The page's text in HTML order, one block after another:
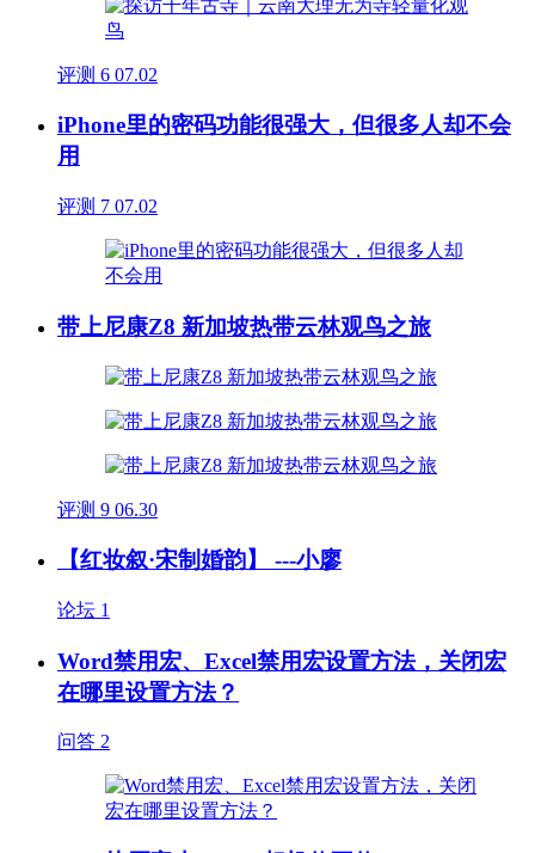
评测 6 07.02
iPhone里的密码功能很强大，但很多人却不会
用
评测 7 07.02
带上尼康Z8 新加坡热带云林观鸟之旅
评测 9 06.30
【红妆叙·宋制婚韵】 ---小廖
论坛 1
Word禁用宏、Excel禁用宏设置方法，关闭宏
在哪里设置方法？
问答 2